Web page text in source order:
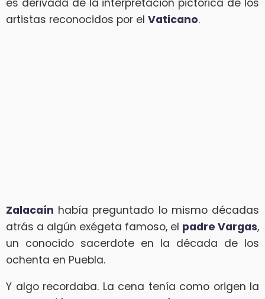
es derivada de la interpretación pictórica de los
artistas reconocidos por el Vaticano.
Zalacaín había preguntado lo mismo décadas
atrás a algún exégeta famoso, el padre Vargas,
un conocido sacerdote en la década de los
ochenta en Puebla.
Y algo recordaba. La cena tenía como origen la